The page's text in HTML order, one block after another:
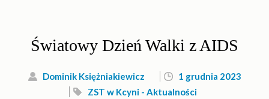
Światowy Dzień Walki z AIDS
Dominik Księżniakiewicz
1 grudnia 2023
ZST w Kcyni - Aktualności